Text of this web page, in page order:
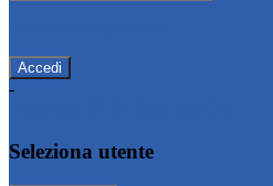
-
Seleziona utente